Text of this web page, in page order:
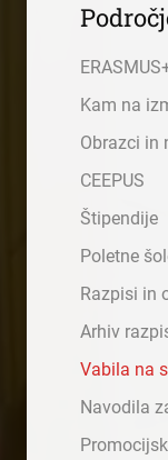
Kam na
Obrazci in
CEEPUS
Štipendije
Poletne
Razpisi in
Arhiv
Vabila na
Navodila